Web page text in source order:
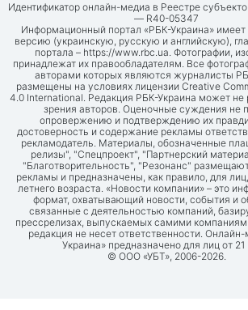
Идентификатор онлайн-медиа в Реестре
— R40-05347
Информационный портал «РБК-Украина»
версию (украинскую, русскую и английскую),
портала – https://www.rbc.ua. Фотографии,
принадлежат их правообладателям. Все
авторами которых являются журналисты
размещены на условиях лицензии Creative
4.0 International. Редакция РБК-Украина может не
зрения авторов. Оценочные суждения не
опровержению и подтверждению их
достоверность и содержание рекламы
рекламодатель. Материалы, обозначенные
релизы", "Спецпроект", "Партнерский
"Благотворительность", "Резонанс"
рекламы и предназначены, как правило, для
летнего возраста. «Новости компании» – это
формат, охватывающий новости, события и
связанные с деятельностью компаний,
прессрелизах, выпускаемых самими
редакция не несет ответственности.
Украина» предназначено для лиц от 21
© ООО «УБТ», 2006-2026.